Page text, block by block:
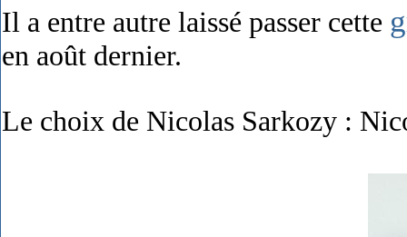
Il a entre autre laissé passer cette
en août dernier.
Le choix de Nicolas Sarkozy :